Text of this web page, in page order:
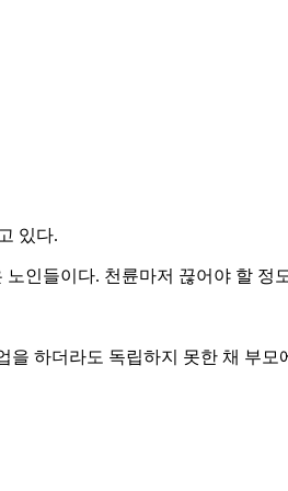
있다.
인들이다. 천륜마저 끊어야 할 정
하더라도 독립하지 못한 채 부